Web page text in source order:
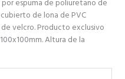
espuma de poliuretano de
de lona de PVC
velcro. Producto exclusivo
Altura de la